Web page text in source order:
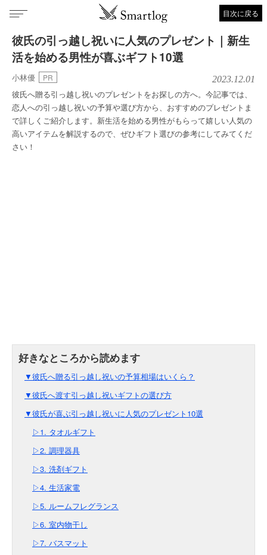
目次に戻る
彼氏の引っ越し祝いに人気のプレゼント｜新生
活を始める男性が喜ぶギフト10選
小林優 PR 2023.12.01
彼氏へ贈る引っ越し祝いのプレゼントをお探しの方へ。今記事では、
恋人への引っ越し祝いの予算や選び方から、おすすめのプレゼントま
で詳しくご紹介します。新生活を始める男性がもらって嬉しい人気の
高いアイテムを解説するので、ぜひギフト選びの参考にしてみてくだ
さい！
▼彼氏へ贈る引っ越し祝いの予算相場はいくら？
▼彼氏へ渡す引っ越し祝いギフトの選び方
▼彼氏が喜ぶ引っ越し祝いに人気のプレゼント10選
▷1. タオルギフト
▷2. 調理器具
▷3. 洗剤ギフト
▷4. 生活家電
▷5. ルームフレグランス
▷6. 室内物干し
▷7. バスマット